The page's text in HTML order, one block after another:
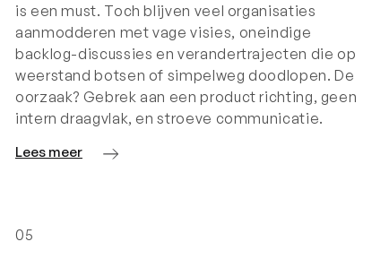
is een must. Toch blijven veel organisaties
aanmodderen met vage visies, oneindige
backlog-discussies en verandertrajecten die op
weerstand botsen of simpelweg doodlopen. De
oorzaak? Gebrek aan een product richting, geen
intern draagvlak, en stroeve communicatie.
Lees meer
05